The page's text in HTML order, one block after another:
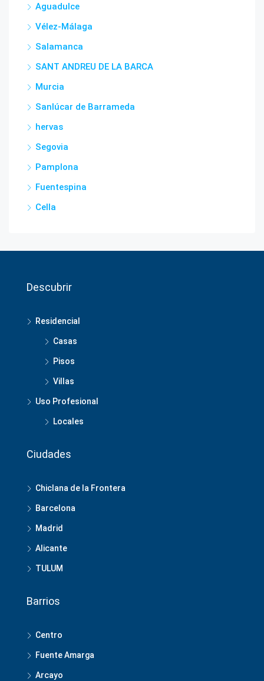
Aguadulce
Vélez-Málaga
Salamanca
SANT ANDREU DE LA BARCA
Murcia
Sanlúcar de Barrameda
hervas
Segovia
Pamplona
Fuentespina
Cella
Descubrir
Residencial
Casas
Pisos
Villas
Uso Profesional
Locales
Ciudades
Chiclana de la Frontera
Barcelona
Madrid
Alicante
TULUM
Barrios
Centro
Fuente Amarga
Arcayo